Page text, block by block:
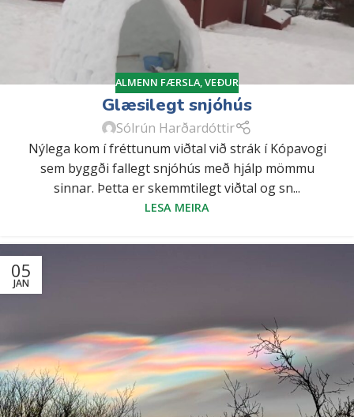
ALMENN FÆRSLA,VEÐUR
Glæsilegt snjóhús
Sólrún Harðardóttir
Nýlega kom í fréttunum viðtal við strák í Kópavogi
sem byggði fallegt snjóhús með hjálp mömmu
sinnar. Þetta er skemmtilegt viðtal og sn...
LESA MEIRA
05
JAN